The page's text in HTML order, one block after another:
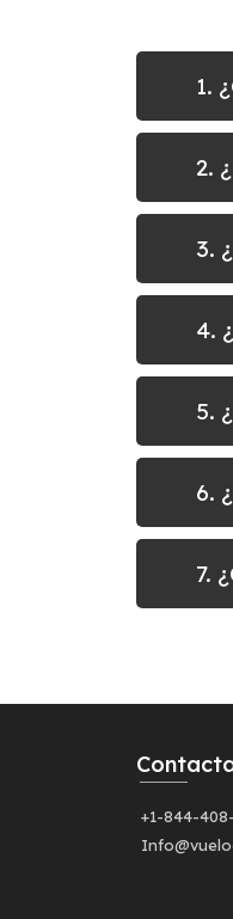
1.
2.
3.
4.
6.
7.
+1-844-